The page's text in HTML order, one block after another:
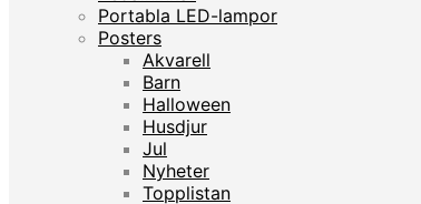
Portabla LED-lampor
Posters
Akvarell
Barn
Halloween
Husdjur
Jul
Nyheter
Topplistan